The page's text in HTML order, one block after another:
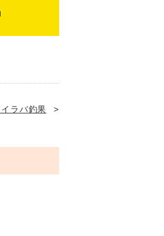
ラバ釣果